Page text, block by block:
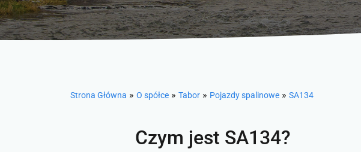
Strona Główna » O spółce » Tabor » Pojazdy spalinowe » SA134
Czym jest SA134?